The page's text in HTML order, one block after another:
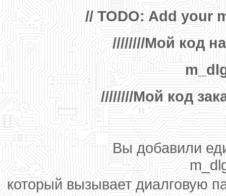
// TODO: Add your
////////Мой код
////////Мой код
Вы добавили
который вызывает диалговую